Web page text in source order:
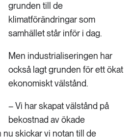
grunden till de
klimatförändringar som
samhället står inför i dag.
Men industrialiseringen har
också lagt grunden för ett ökat
ekonomiskt välstånd.
– Vi har skapat välstånd på
bekostnad av ökade
skickar vi notan till de